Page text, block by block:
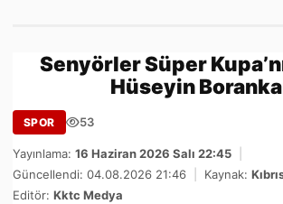
Senyörler Süper
Hüseyin
SPOR 53
Yayınlama: 16 Haziran 2026 Salı 22:45
Güncellendi: 04.08.2026 21:46
Kaynak:
Editör: Kktc Medya